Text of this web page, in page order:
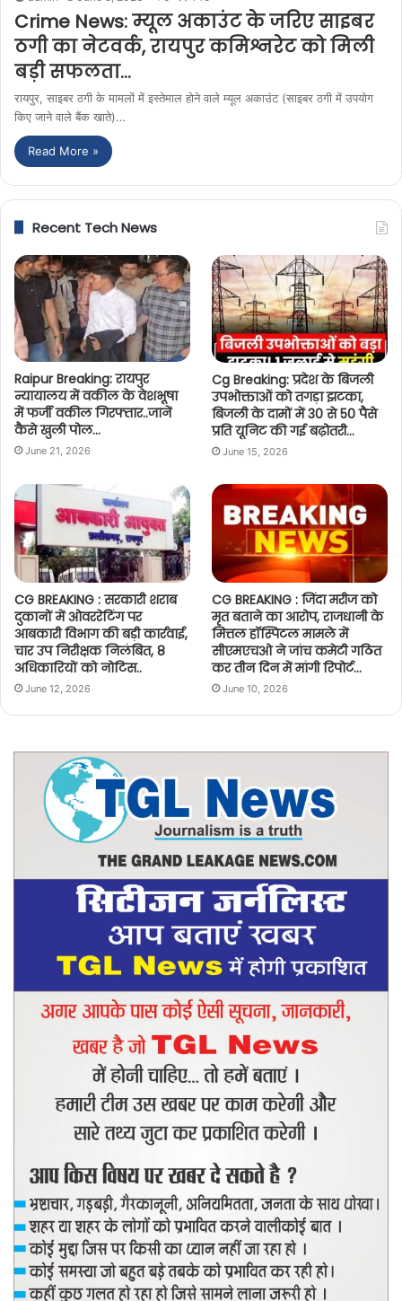
Crime News: म्यूल अकाउंट के जरिए साइबर
ठगी का नेटवर्क, रायपुर कमिश्नरेट को मिली
बड़ी सफलता…
रायपुर, साइबर ठगी के मामलों में इस्तेमाल होने वाले म्यूल अकाउंट (साइबर ठगी में उपयोग
किए जाने वाले बैंक खाते)…
Read More »
Recent Tech News
Raipur Breaking: रायपुर
न्यायालय में वकील के वेशभूषा
में फर्जी वकील गिरफ्तार..जानें
कैसे खुली पोल…
June 21, 2026
Cg Breaking: प्रदेश के बिजली
उपभोक्ताओं को तगड़ा झटका,
बिजली के दामों में 30 से 50 पैसे
प्रति यूनिट की गई बढ़ोतरी…
June 15, 2026
CG BREAKING : सरकारी शराब
दुकानों में ओवररेटिंग पर
आबकारी विभाग की बड़ी कार्रवाई,
चार उप निरीक्षक निलंबित, 8
अधिकारियों को नोटिस..
June 12, 2026
CG BREAKING : जिंदा मरीज को
मृत बताने का आरोप, राजधानी के
मित्तल हॉस्पिटल मामले में
सीएमएचओ ने जांच कमेटी गठित
कर तीन दिन में मांगी रिपोर्ट…
June 10, 2026